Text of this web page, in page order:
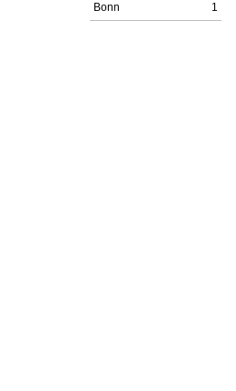
1
Bonn